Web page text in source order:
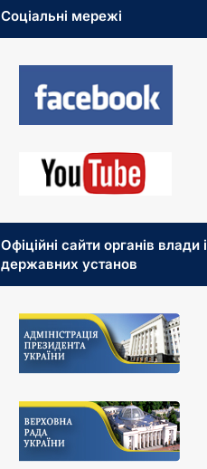
Соціальні мережі
Офіційні сайти органів влади і
державних установ